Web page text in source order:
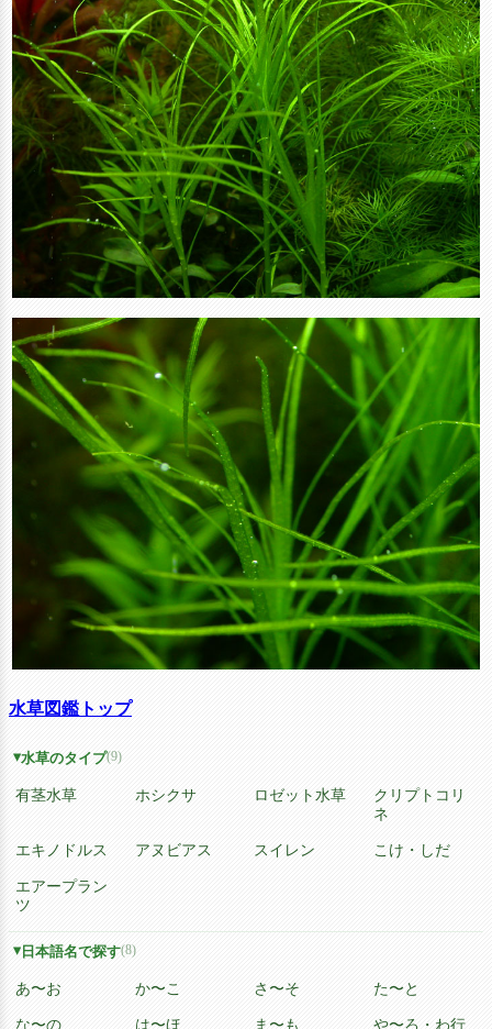
水草図鑑トップ
水草のタイプ(9)
有茎水草 ホシクサ ロゼット水草
クリプトコリ
ネ
エキノドルス アヌビアス スイレン こけ・しだ
エアープラン
ツ
日本語名で探す(8)
あ〜お か〜こ さ〜そ た〜と
な〜の は〜ほ ま〜も や〜ろ・わ行